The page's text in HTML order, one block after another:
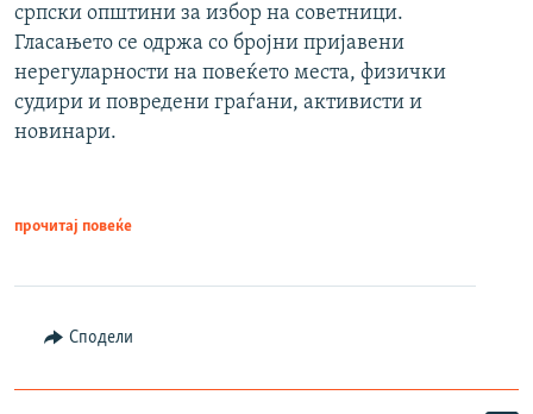
српски општини за избор на советници.
Гласањето се одржа со бројни пријавени
нерегуларности на повеќето места, физички
судири и повредени граѓани, активисти и
новинари.
прочитај повеќе
Сподели